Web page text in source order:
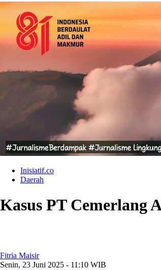
Inisiatif.co
Daerah
Kasus PT Cemerlang
Fitria Maisir
Senin, 23 Juni 2025 - 11:10 WIB